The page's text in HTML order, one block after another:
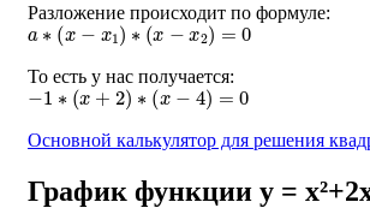
Разложение происходит по формуле:
a ∗(x−x1)∗ (x−x2)=0
То есть у нас получается:
−1∗(x+2)∗(x−4)=0
Основной калькулятор для решения
График функции y =